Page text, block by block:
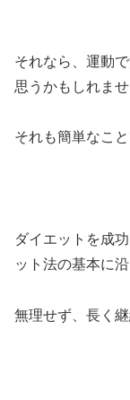
それなら、運動
思うかもしれませ
それも簡単なこ
ダイエットを成
ット法の基本に沿
無理せず、長く